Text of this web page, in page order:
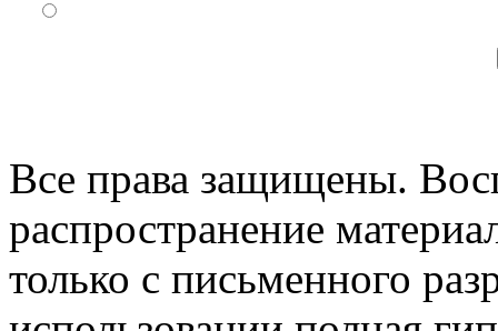
Все права защищены.
распространение
только с письменного